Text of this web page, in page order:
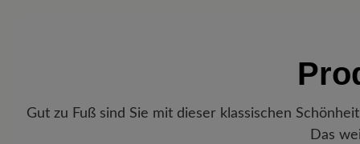
Gut zu Fuß sind Sie mit dieser klassischen
Das